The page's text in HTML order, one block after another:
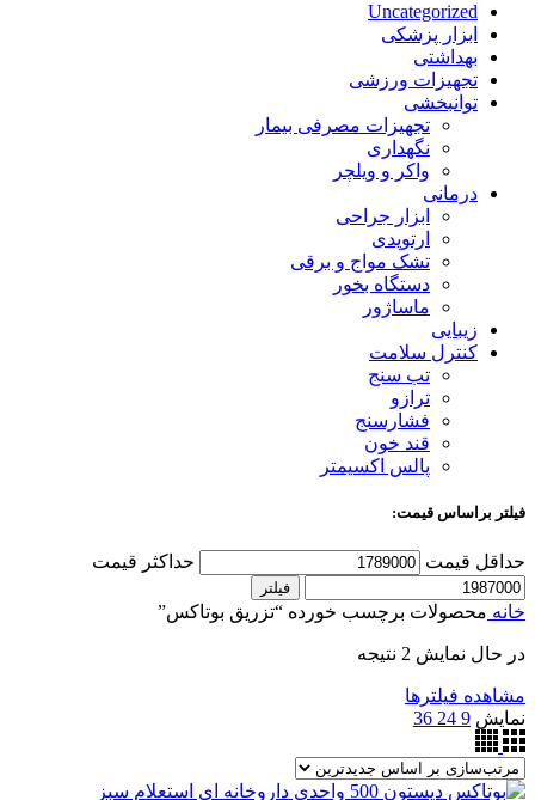
Uncategorized
ابزار پزشکی
بهداشتی
تجهیزات ورزشی
توانبخشی
تجهیزات مصرفی بیمار
نگهداری
واکر و ویلچر
درمانی
ابزار جراحی
ارتوپدی
تشک مواج و برقی
دستگاه بخور
ماساژور
زیبایی
کنترل سلامت
تب سنج
ترازو
فشارسنج
قند خون
پالس اکسیمتر
فیلتر براساس قیمت:
حداقل قیمت حداکثر قیمت
فیلتر
خانه محصولات برچسب خورده “تزریق بوتاکس”
در حال نمایش 2 نتیجه
مشاهده فیلترها
نمایش 9
24
36